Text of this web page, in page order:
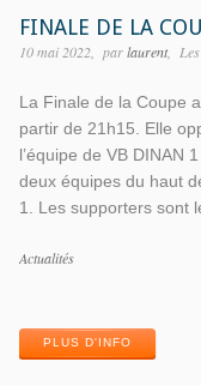
FINALE DE LA
10 mai 2022 parlaurent
La Finale de la Coupe
partir de 21h15. Elle
l’équipe de VB DINAN
deux équipes du haut
1. Les supporters sont
Catégories
Actualités
PLUS D'INFO